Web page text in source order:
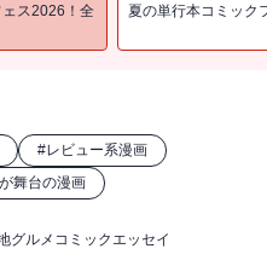
ェス2026！全
夏の単行本コミック
#レビュー系漫画
舞台の漫画
グルメコミックエッセイ